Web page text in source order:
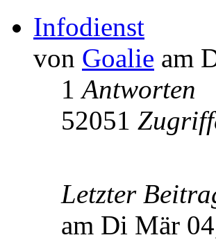
Infodienst
von Goalie am
1Antworten
52051
Letzter
am Di Mär